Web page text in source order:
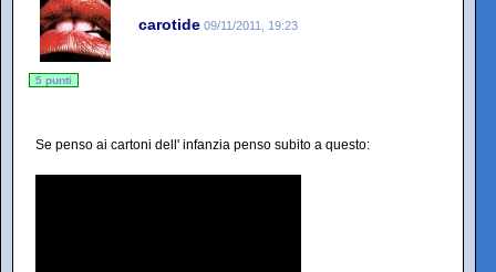
carotide 09/11/2011, 19:23
5 punti
Se penso ai cartoni dell' infanzia penso subito a questo: